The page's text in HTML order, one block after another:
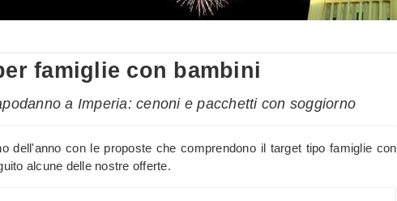
famiglie con bambini
a Imperia: cenoni e pacchetti con soggiorno
dell'anno con le proposte che comprendono il target tipo famiglie con
alcune delle nostre offerte.